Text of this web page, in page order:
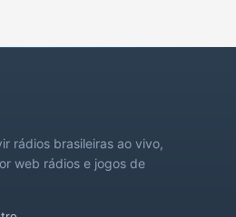
rádios brasileiras ao vivo,
web rádios e jogos de